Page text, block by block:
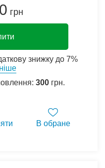
грн
знижку до 7%
300 грн.
В обране